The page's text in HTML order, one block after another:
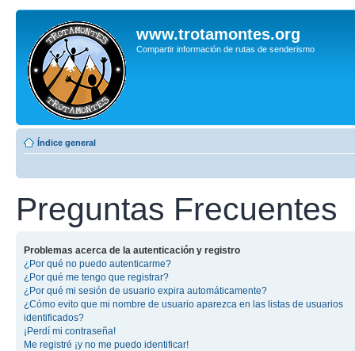
www.trotamontes.org
Compartir información de rutas de senderismo
Índice general
Preguntas Frecuentes
Problemas acerca de la autenticación y registro
¿Por qué no puedo autenticarme?
¿Por qué me tengo que registrar?
¿Por qué mi sesión de usuario expira automáticamente?
¿Cómo evito que mi nombre de usuario aparezca en las listas de usuarios
identificados?
¡Perdí mi contraseña!
Me registré ¡y no me puedo identificar!